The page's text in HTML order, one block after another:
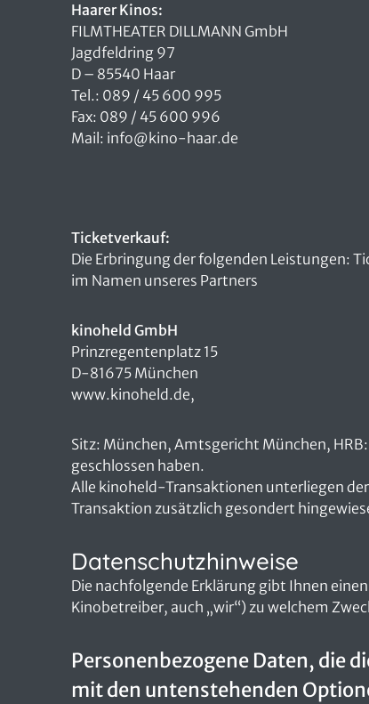
Haarer Kinos:
FILMTHEATER DILLMANN GmbH
Jagdfeldring 97
D – 85540 Haar
Tel.: 089 / 45 600 995
Fax: 089 / 45 600 996
Mail: info@kino-haar.de
Ticketverkauf:
Die Erbringung der folgenden Leistungen:
im Namen unseres Partners
kinoheld GmbH
Prinzregentenplatz 15
D-81675 München
www.kinoheld.de,
Sitz: München, Amtsgericht München,
geschlossen haben.
Alle kinoheld-Transaktionen unterliegen
Transaktion zusätzlich gesondert
Datenschutzhinweise
Die nachfolgende Erklärung gibt Ihnen
Kinobetreiber, auch „wir“) zu welchem
Personenbezogene Daten, die
mit den untenstehenden